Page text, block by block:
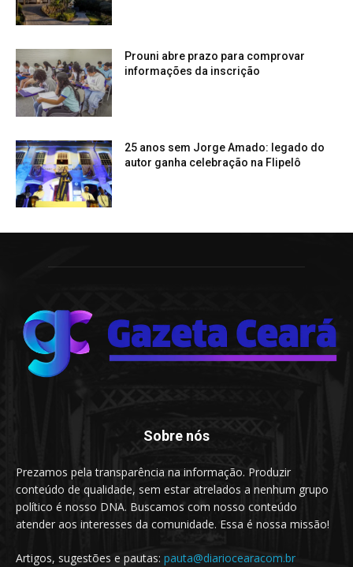
Prouni abre prazo para comprovar
informações da inscrição
25 anos sem Jorge Amado: legado do
autor ganha celebração na Flipelô
Sobre nós
Prezamos pela transparência na informação. Produzir
conteúdo de qualidade, sem estar atrelados a nenhum grupo
político é nosso DNA. Buscamos com nosso conteúdo
atender aos interesses da comunidade. Essa é nossa missão!
Artigos, sugestões e pautas: pauta@diariocearacom.br